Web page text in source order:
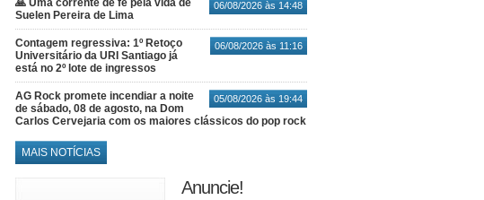
06/08/2026 às 14:48
🙏 Uma corrente de fé pela vida de
Suelen Pereira de Lima
06/08/2026 às 11:16
Contagem regressiva: 1º Retoço
Universitário da URI Santiago já
está no 2º lote de ingressos
05/08/2026 às 19:44
AG Rock promete incendiar a noite
de sábado, 08 de agosto, na Dom
Carlos Cervejaria com os maiores clássicos do pop rock
MAIS NOTÍCIAS
Anuncie!